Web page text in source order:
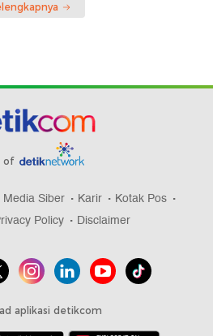
of
Siber Karir
Kotak Pos
Policy Disclaimer
aplikasi detikcom